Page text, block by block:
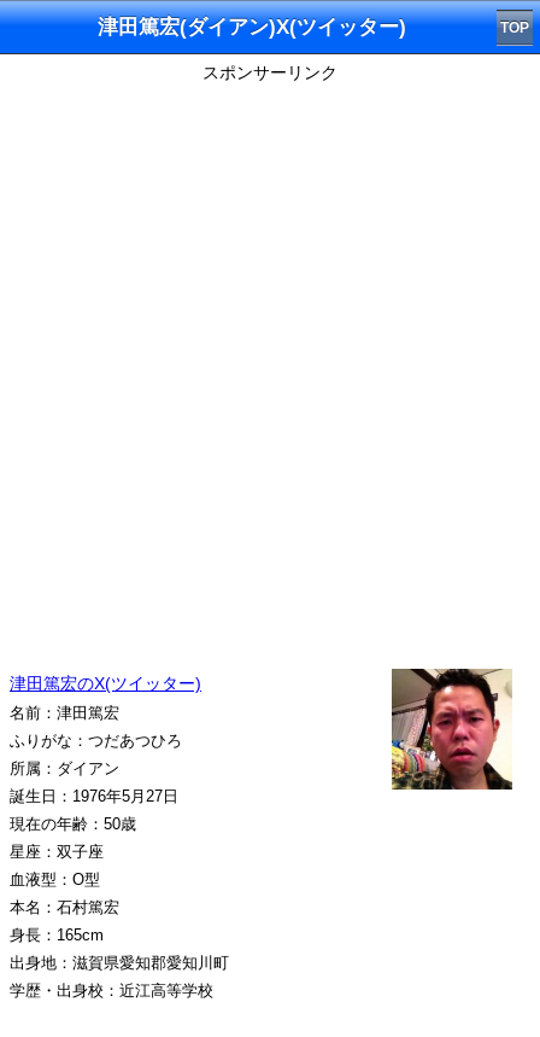
津田篤宏(ダイアン)X(ツイッター) TOP
スポンサーリンク
津田篤宏のX(ツイッター)
名前：津田篤宏
ふりがな：つだあつひろ
所属：ダイアン
誕生日：1976年5月27日
現在の年齢：50歳
星座：双子座
血液型：O型
本名：石村篤宏
身長：165cm
出身地：滋賀県愛知郡愛知川町
学歴・出身校：近江高等学校